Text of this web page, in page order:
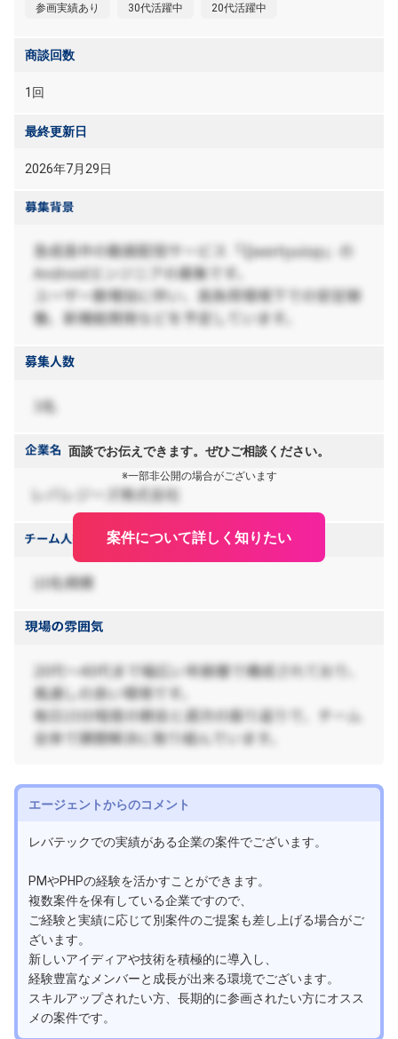
参画実績あり 30代活躍中 20代活躍中
商談回数
1回
最終更新日
2026年7月29日
面談でお伝えできます。ぜひご相談ください。
※一部非公開の場合がございます
案件について詳しく知りたい
エージェントからのコメント
レバテックでの実績がある企業の案件でございます。
PMやPHPの経験を活かすことができます。
複数案件を保有している企業ですので、
ご経験と実績に応じて別案件のご提案も差し上げる場合がご
ざいます。
新しいアイディアや技術を積極的に導入し、
経験豊富なメンバーと成長が出来る環境でございます。
スキルアップされたい方、長期的に参画されたい方にオスス
メの案件です。